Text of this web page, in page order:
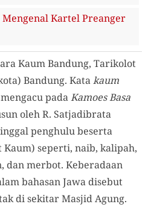
Mengenal Kartel Preanger
Kaum Bandung, Tarikolot
Bandung. Katakaum
padaKamoes Basa
oleh R. Satjadibrata
penghulu beserta
seperti, naib, kalipah,
dan merbot. Keberadaan
bahasan Jawa disebut
di sekitar Masjid Agung.